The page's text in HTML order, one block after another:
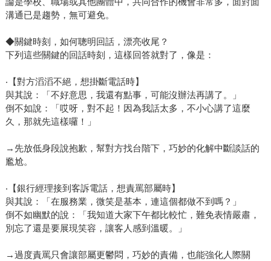
溝通已是趨勢，無可避免。
◆關鍵時刻，如何聰明回話，漂亮收尾？
下列這些關鍵的回話時刻，這樣回答就對了，像是：
‧【對方滔滔不絕，想掛斷電話時】
與其說：「不好意思，我還有點事，可能沒辦法再講了。」
倒不如說：「哎呀，對不起！因為我話太多，不小心講了這麼
久，那就先這樣囉！」
→先放低身段說抱歉，幫對方找台階下，巧妙的化解中斷談話的
尷尬。
‧【銀行經理接到客訴電話，想責罵部屬時】
與其說：「在服務業，微笑是基本，連這個都做不到嗎？」
倒不如幽默的說：「我知道大家下午都比較忙，難免表情嚴肅，
別忘了還是要展現笑容，讓客人感到溫暖。」
→過度責罵只會讓部屬更鬱悶，巧妙的責備，也能強化人際關